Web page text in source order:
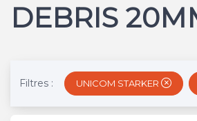
DEBRIS
Filtres : UNICOM STARKER